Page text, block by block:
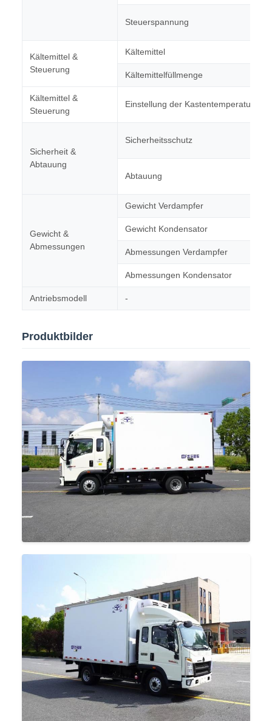
Steuerspannung
Kältemittel &
Steuerung
Kältemittel
Kältemittelfüllmenge
Kältemittel &
Steuerung
Einstellung der Kastentemperatur
Sicherheit &
Abtauung
Sicherheitsschutz
Abtauung
Gewicht &
Abmessungen
Gewicht Verdampfer
Gewicht Kondensator
Abmessungen Verdampfer
Abmessungen Kondensator
Antriebsmodell -
Produktbilder